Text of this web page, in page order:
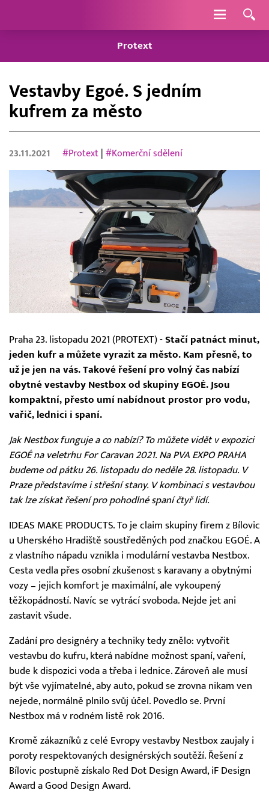
Navigace
Protext
Vestavby Egoé. S jedním
kufrem za město
23.11.2021 #Protext |#Komerční sdělení
Praha 23. listopadu 2021 (PROTEXT) - Stačí patnáct minut,
jeden kufr a můžete vyrazit za město. Kam přesně, to
už je jen na vás. Takové řešení pro volný čas nabízí
obytné vestavby Nestbox od skupiny EGOÉ. Jsou
kompaktní, přesto umí nabídnout prostor pro vodu,
vařič, lednici i spaní.
Jak Nestbox funguje a co nabízí? To můžete vidět v expozici
EGOÉ na veletrhu For Caravan 2021. Na PVA EXPO PRAHA
budeme od pátku 26. listopadu do neděle 28. listopadu. V
Praze představíme i střešní stany. V kombinaci s vestavbou
tak lze získat řešení pro pohodlné spaní čtyř lidí.
IDEAS MAKE PRODUCTS. To je claim skupiny firem z Bílovic
u Uherského Hradiště soustředěných pod značkou EGOÉ. A
z vlastního nápadu vznikla i modulární vestavba Nestbox.
Cesta vedla přes osobní zkušenost s karavany a obytnými
vozy – jejich komfort je maximální, ale vykoupený
těžkopádností. Navíc se vytrácí svoboda. Nejde jet ani
zastavit všude.
Zadání pro designéry a techniky tedy znělo: vytvořit
vestavbu do kufru, která nabídne možnost spaní, vaření,
bude k dispozici voda a třeba i lednice. Zároveň ale musí
být vše vyjímatelné, aby auto, pokud se zrovna nikam ven
nejede, normálně plnilo svůj účel. Povedlo se. První
Nestbox má v rodném listě rok 2016.
Kromě zákazníků z celé Evropy vestavby Nestbox zaujaly i
poroty respektovaných designérských soutěží. Řešení z
Bílovic postupně získalo Red Dot Design Award, iF Design
Award a Good Design Award.